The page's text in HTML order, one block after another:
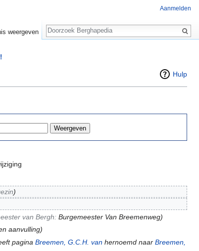
Hulp
)
van Bergh: Burgemeester Van Breemenweg)
aanvulling)
pagina Breemen, G.C.H. vanhernoemd naar Breemen,
Aanmelden
weergeven
Zoeken